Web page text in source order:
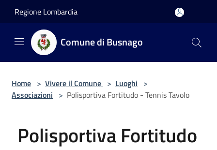
Regione Lombardia
Comune di Busnago
Home > Vivere il Comune > Luoghi >
Associazioni > Polisportiva Fortitudo - Tennis Tavolo
Polisportiva Fortitudo